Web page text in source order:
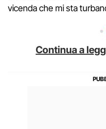
vicenda che mi sta
Continua a